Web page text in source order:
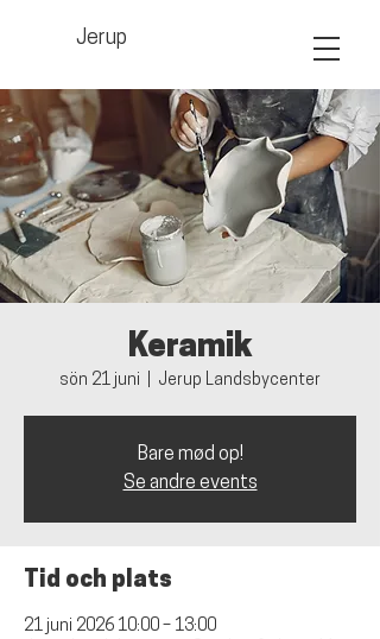
Jerup
Keramik
sön 21 juni Jerup Landsbycenter
Bare mød op!
Se andre events
Tid och plats
21 juni 2026 10:00 – 13:00